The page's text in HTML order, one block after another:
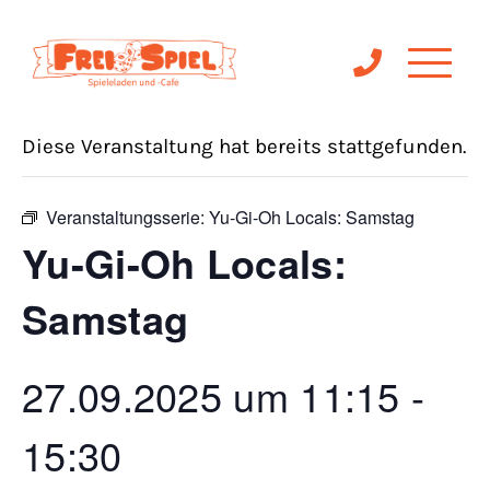
« Alle Veranstaltungen
Diese Veranstaltung hat bereits stattgefunden.
Veranstaltungsserie: Yu-Gi-Oh Locals: Samstag
Yu-Gi-Oh Locals:
Samstag
27.09.2025 um 11:15 -
15:30